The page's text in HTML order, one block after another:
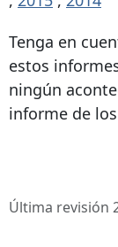
Tenga en
estos
ningún
informe de
Última revisión